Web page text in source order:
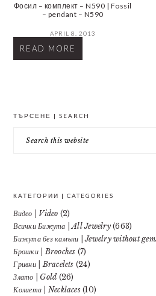
Фосил – комплект – N590 | Fossil
– pendant – N590
APRIL 8, 2013
READ MORE
ТЪРСЕНЕ | SEARCH
this
КАТЕГОРИИ | CATEGORIES
Видео | Video (2)
Всички Бижута | All Jewelry(663)
Бижута без камъни | Jewelry without
Брошки | Brooches (7)
Гривни | Bracelets (24)
Злато | Gold (26)
Колиета | Necklaces(10)